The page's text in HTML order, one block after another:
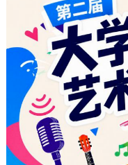
机
构
学
环
讯
马
克
思
社
团
活
就
业
创
业